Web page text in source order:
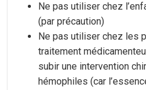
Ne pas utiliser chez
(par précaution)
Ne pas utiliser chez les
traitement
subir une intervention
hémophiles (car